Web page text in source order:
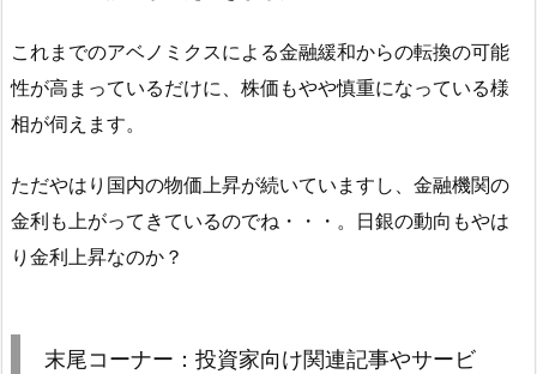
これまでのアベノミクスによる金融緩和からの転換の可能
性が高まっているだけに、株価もやや慎重になっている様
相が伺えます。
ただやはり国内の物価上昇が続いていますし、金融機関の
金利も上がってきているのでね・・・。日銀の動向もやは
り金利上昇なのか？
末尾コーナー：投資家向け関連記事やサービ